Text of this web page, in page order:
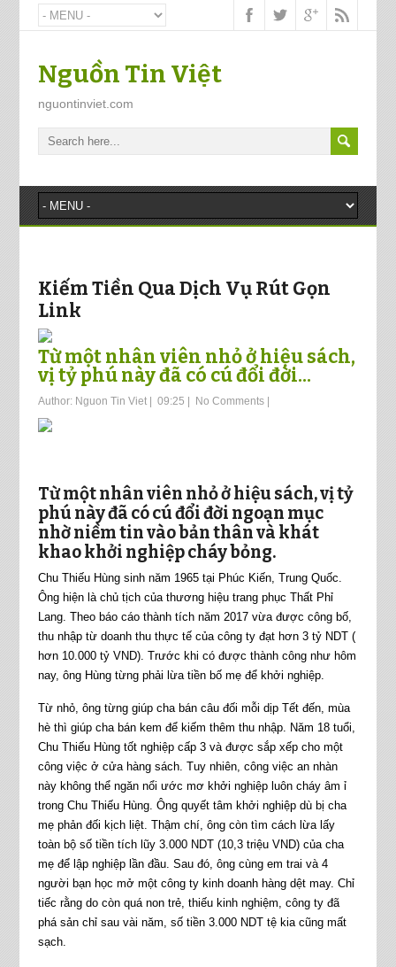
Nguồn Tin Việt
nguontinviet.com
Kiếm Tiền Qua Dịch Vụ Rút Gọn
Link
Từ một nhân viên nhỏ ở hiệu sách,
vị tỷ phú này đã có cú đổi đời...
Author: Nguon Tin Viet| 09:25 No Comments|
Từ một nhân viên nhỏ ở hiệu sách, vị tỷ
phú này đã có cú đổi đời ngoạn mục
nhờ niềm tin vào bản thân và khát
khao khởi nghiệp cháy bỏng.
Chu Thiếu Hùng sinh năm 1965 tại Phúc Kiến, Trung Quốc.
Ông hiện là chủ tịch của thương hiệu trang phục Thất Phỉ
Lang. Theo báo cáo thành tích năm 2017 vừa được công bố,
thu nhập từ doanh thu thực tế của công ty đạt hơn 3 tỷ NDT (
hơn 10.000 tỷ VND). Trước khi có được thành công như hôm
nay, ông Hùng từng phải lừa tiền bố mẹ để khởi nghiệp.
Từ nhỏ, ông từng giúp cha bán câu đối mỗi dịp Tết đến, mùa
hè thì giúp cha bán kem để kiếm thêm thu nhập. Năm 18 tuổi,
Chu Thiếu Hùng tốt nghiệp cấp 3 và được sắp xếp cho một
công việc ở cửa hàng sách. Tuy nhiên, công việc an nhàn
này không thể ngăn nổi ước mơ khởi nghiệp luôn cháy âm ỉ
trong Chu Thiếu Hùng. Ông quyết tâm khởi nghiệp dù bị cha
mẹ phản đối kịch liệt. Thậm chí, ông còn tìm cách lừa lấy
toàn bộ số tiền tích lũy 3.000 NDT (10,3 triệu VND) của cha
mẹ để lập nghiệp lần đầu. Sau đó, ông cùng em trai và 4
người bạn học mở một công ty kinh doanh hàng dệt may. Chỉ
tiếc rằng do còn quá non trẻ, thiếu kinh nghiệm, công ty đã
phá sản chỉ sau vài năm, số tiền 3.000 NDT tệ kia cũng mất
sạch.